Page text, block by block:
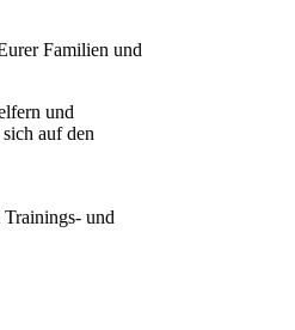
Familien und
und
auf den
und